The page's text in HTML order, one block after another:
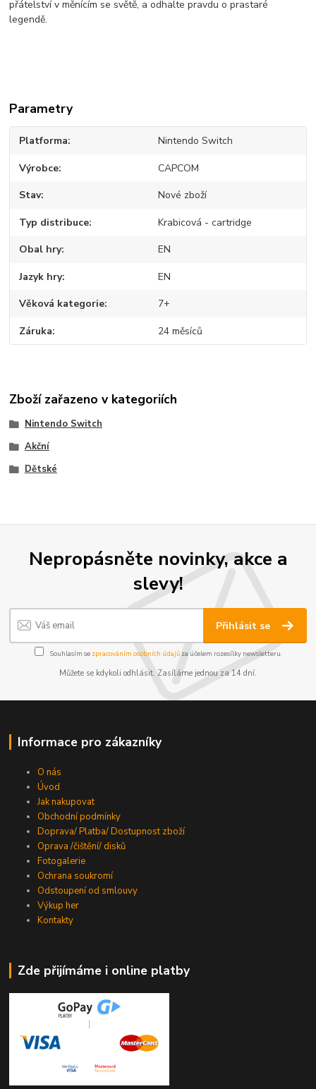
přátelství v měnícím se světě, a odhalte pravdu o prastaré
legendě.
Parametry
Platforma Nintendo Switch
Výrobce CAPCOM
Stav Nové zboží
Typ distribuce Krabicová - cartridge
Obal hry EN
Jazyk hry EN
Věková kategorie 7+
Záruka 24 měsíců
Zboží zařazeno v kategoriích
Nintendo Switch
Akční
Dětské
Nepropásněte novinky, akce a
slevy!
Přihlásit se
Souhlasím se zpracováním osobních údajůza účelem rozesílky newsletteru.
Můžete se kdykoli odhlásit. Zasíláme jednou za 14 dní.
Informace pro zákazníky
O nás
Úvod
Jak nakupovat
Obchodní podmínky
Doprava/ Platba/ Dostupnost zboží
Oprava /čištění/ disků
Fotogalerie
Ochrana soukromí
Odstoupení od smlouvy
Výkup her
Kontakty
Zde přijímáme i online platby